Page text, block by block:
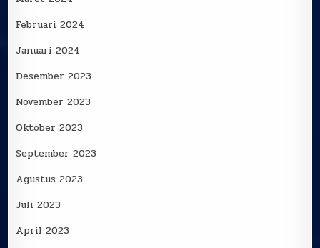
Februari 2024
Januari 2024
Desember 2023
November 2023
Oktober 2023
September 2023
Agustus 2023
Juli 2023
April 2023